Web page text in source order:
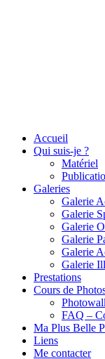
Accueil
Qui suis-je ?
Matériel
Galeries
Galerie
Galerie
Galerie
Galerie
Galerie
Galerie
Prestations
Cours de
FAQ –
Ma Plus Belle
Liens
Me contacter